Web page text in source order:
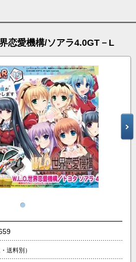
恋愛機構/ソアラ4.0GT－L
・送料別）